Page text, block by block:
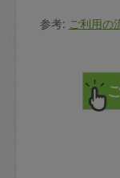
参考: ご利用の